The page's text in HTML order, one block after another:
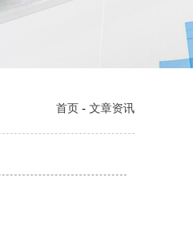
首页 - 文章资讯